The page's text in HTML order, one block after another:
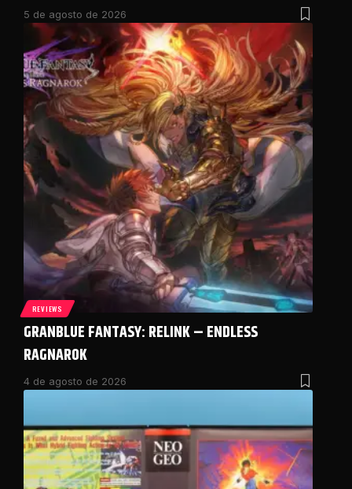
5 de agosto de 2026
REVIEWS
GRANBLUE FANTASY: RELINK – ENDLESS
RAGNAROK
4 de agosto de 2026